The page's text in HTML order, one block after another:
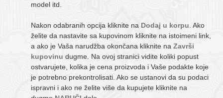
model itd.
Nakon odabranih opcija kliknite na Dodaj u korpu . Ako
želite da nastavite sa kupovinom kliknite na istoimeni link,
a ako je Vaša narudžba okončana kliknite naZavrši
kupovinudugme. Na ovoj stranici vidite koliki popust
ostvarujete, kolika je cena proizvoda i Vaše podakte koje
je potrebno prekontrolisati. Ako se ustanovi da su podaci
ispravni i ako ne želite više da kupujete kliknite na